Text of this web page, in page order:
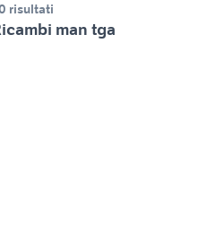
risultati
man tga